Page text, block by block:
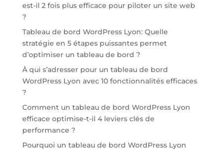
est-il 2 fois plus efficace pour piloter un site web
?
Tableau de bord WordPress Lyon: Quelle
stratégie en 5 étapes puissantes permet
d’optimiser un tableau de bord ?
À qui s’adresser pour un tableau de bord
WordPress Lyon avec 10 fonctionnalités efficaces
?
Comment un tableau de bord WordPress Lyon
efficace optimise-t-il 4 leviers clés de
performance ?
Pourquoi un tableau de bord WordPress Lyon